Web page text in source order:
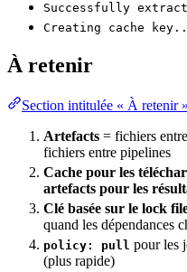
Successfully
Creating cache
À retenir
Section intitulée « À retenir »
Artefacts = fichiers
fichiers entre pipelines
Cache pour les
artefacts pour les
Clé basée sur le lock
quand les dépendances
policy: pull pour les
(plus rapide)